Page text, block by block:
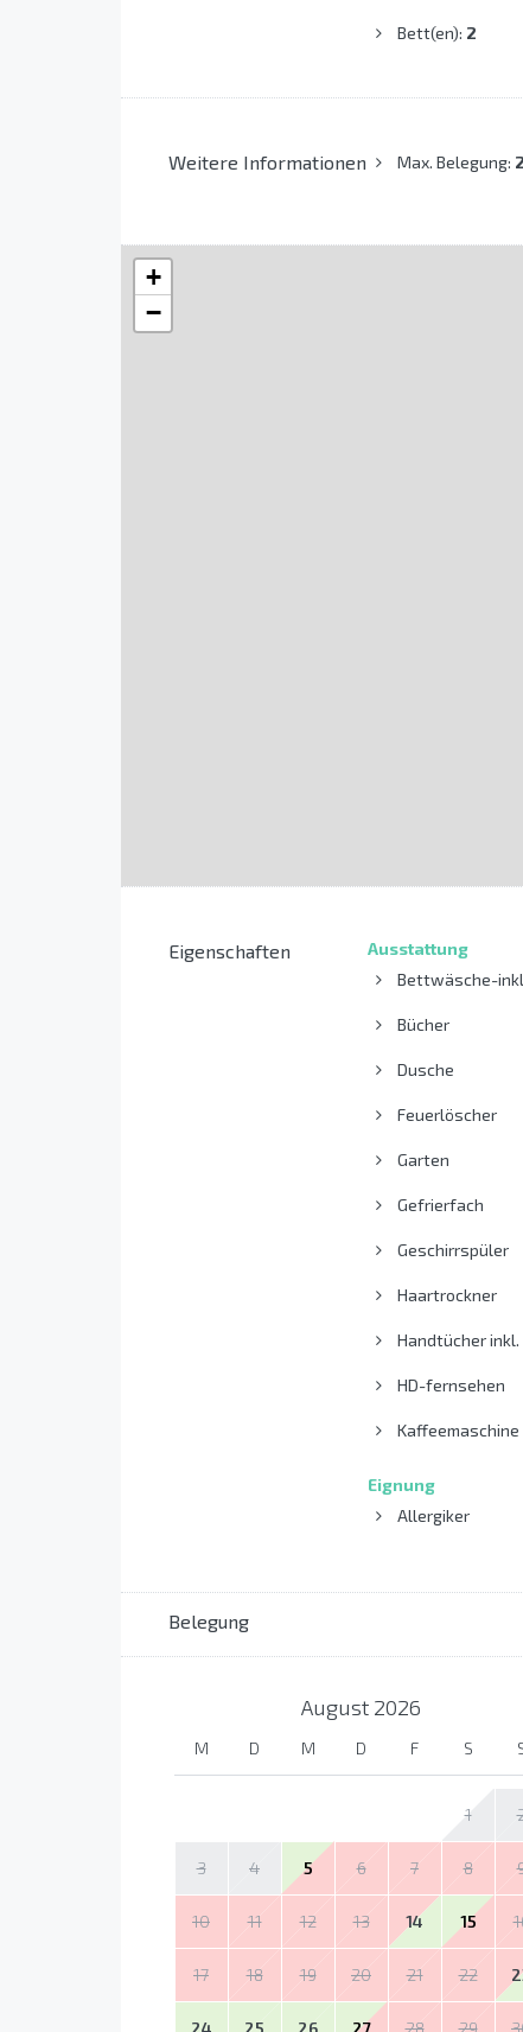
Bett(en): 2
Weitere Informationen Max. Belegung: 2
+
−
Eigenschaften
Ausstattung
Bettwäsche-inkl
Bücher
Dusche
Feuerlöscher
Garten
Gefrierfach
Geschirrspüler
Haartrockner
Handtücher inkl.
HD-fernsehen
Kaffeemaschine
Eignung
Allergiker
Belegung
August 2026
M D M D F S
1
3 4 5 6 7 8
10 11 12 13 14 15
17 18 19 20 21 22
24 25 26 27 28 29